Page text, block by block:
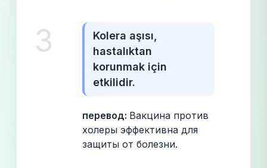
3
Kolera aşısı,
hastalıktan
korunmak için
etkilidir.
перевод: Вакцина против
холеры эффективна для
защиты от болезни.